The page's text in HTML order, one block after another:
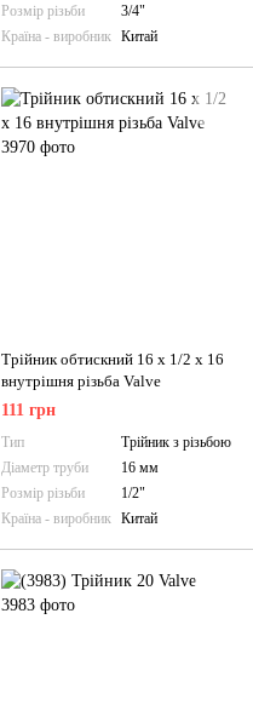
Розмір різьби
3/4"
Країна - виробник
Китай
Трійник обтискний 16 х 1/2 х 16
внутрішня різьба Valve
111 грн
Тип
Трійник з різьбою
Діаметр труби
16 мм
Розмір різьби
1/2"
Країна - виробник
Китай